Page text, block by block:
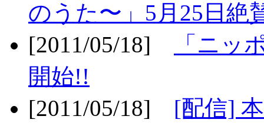
のうた〜」5月25日絶
[2011/05/18]
「ニッ
開始!!
[2011/05/18] [配信]